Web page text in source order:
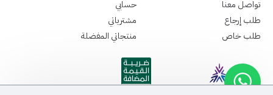
تواصل معنا
طلب إرجاع
طلب خاص
حسابي
مشترياتي
منتجاتي المفضلة